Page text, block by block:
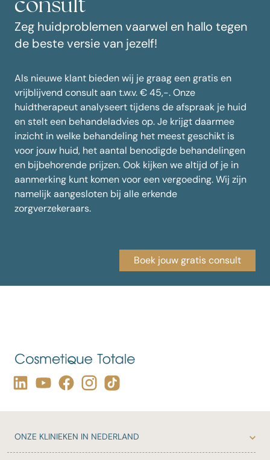
consult
Zeg huidproblemen vaarwel en hallo tegen
de beste versie van jezelf!
Als nieuwe klant bieden wij je graag een gratis en
vrijblijvend consult aan t.w.v. € 45,-. Onze
huidtherapeut analyseert tijdens de afspraak je huid
en stelt een behandeladvies op. Je krijgt daarmee
inzicht in welke behandeling het meest geschikt is
voor jouw huid, het aantal benodigde behandelingen
en bijbehorende prijzen. Ook kijken we altijd of je in
aanmerking kunt komen voor een vergoeding. Wij zijn
namelijk aangesloten bij alle erkende
zorgverzekeraars.
Boek jouw gratis consult
ONZE KLINIEKEN IN NEDERLAND